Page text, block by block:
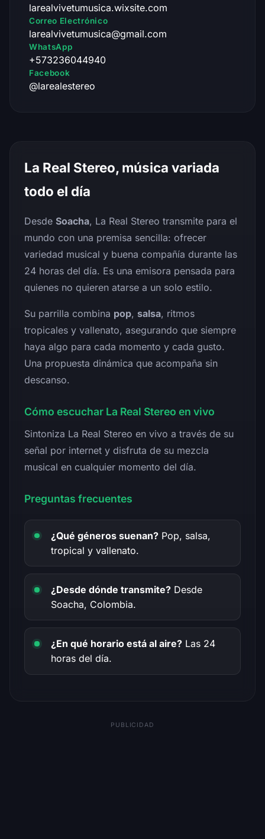
larealvivetumusica.wixsite.com
Correo Electrónico
larealvivetumusica@gmail.com
WhatsApp
+573236044940
Facebook
@larealestereo
La Real Stereo, música variada
todo el día
Desde Soacha, La Real Stereo transmite para el
mundo con una premisa sencilla: ofrecer
variedad musical y buena compañía durante las
24 horas del día. Es una emisora pensada para
quienes no quieren atarse a un solo estilo.
Su parrilla combina pop, salsa, ritmos
tropicales y vallenato, asegurando que siempre
haya algo para cada momento y cada gusto.
Una propuesta dinámica que acompaña sin
descanso.
Cómo escuchar La Real Stereo en vivo
Sintoniza La Real Stereo en vivo a través de su
señal por internet y disfruta de su mezcla
musical en cualquier momento del día.
Preguntas frecuentes
¿Qué géneros suenan? Pop, salsa,
tropical y vallenato.
¿Desde dónde transmite? Desde
Soacha, Colombia.
¿En qué horario está al aire? Las 24
horas del día.
PUBLICIDAD